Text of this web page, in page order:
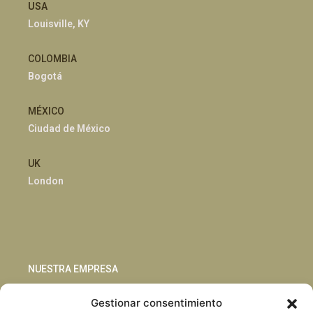
Gestionar consentimiento
USA
Louisville, KY
COLOMBIA
Bogotá
MÉXICO
Ciudad de México
UK
London
NUESTRA EMPRESA